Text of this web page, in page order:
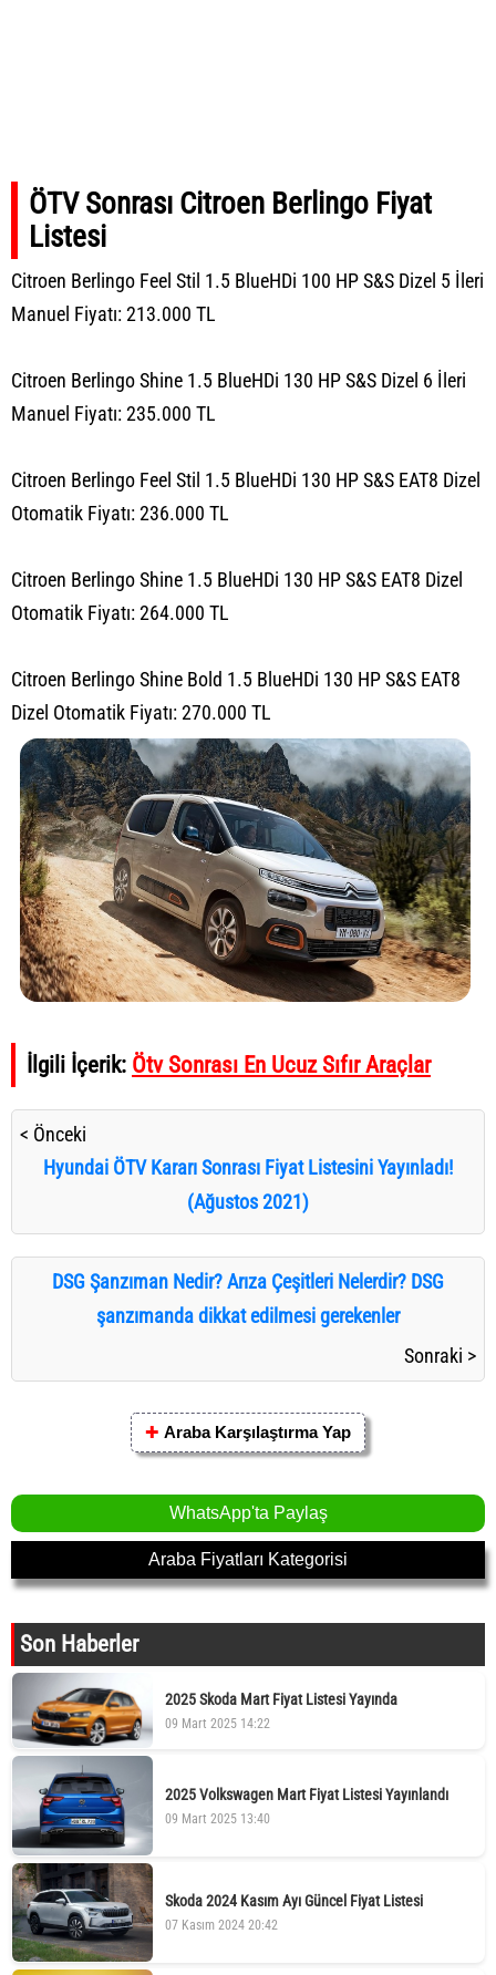
ÖTV Sonrası Citroen Berlingo Fiyat
Listesi
Citroen Berlingo Feel Stil 1.5 BlueHDi 100 HP S&S Dizel 5 İleri
Manuel Fiyatı: 213.000 TL
Citroen Berlingo Shine 1.5 BlueHDi 130 HP S&S Dizel 6 İleri
Manuel Fiyatı: 235.000 TL
Citroen Berlingo Feel Stil 1.5 BlueHDi 130 HP S&S EAT8 Dizel
Otomatik Fiyatı: 236.000 TL
Citroen Berlingo Shine 1.5 BlueHDi 130 HP S&S EAT8 Dizel
Otomatik Fiyatı: 264.000 TL
Citroen Berlingo Shine Bold 1.5 BlueHDi 130 HP S&S EAT8
Dizel Otomatik Fiyatı: 270.000 TL
İlgili İçerik: Ötv Sonrası En Ucuz Sıfır Araçlar
< Önceki
Hyundai ÖTV Kararı Sonrası Fiyat Listesini Yayınladı!
(Ağustos 2021)
DSG Şanzıman Nedir? Arıza Çeşitleri Nelerdir? DSG
şanzımanda dikkat edilmesi gerekenler
Sonraki >
✚ Araba Karşılaştırma Yap
WhatsApp'ta Paylaş
Araba Fiyatları Kategorisi
Son Haberler
2025 Skoda Mart Fiyat Listesi Yayında
09 Mart 2025 14:22
2025 Volkswagen Mart Fiyat Listesi Yayınlandı
09 Mart 2025 13:40
Skoda 2024 Kasım Ayı Güncel Fiyat Listesi
07 Kasım 2024 20:42